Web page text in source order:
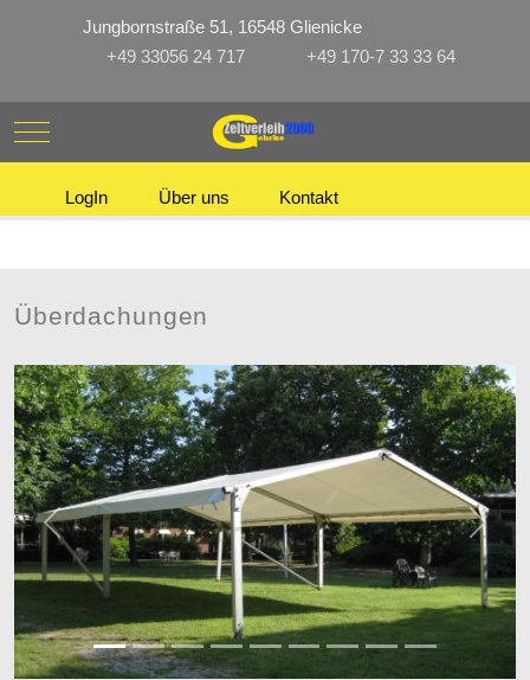
Jungbornstraße 51, 16548 Glienicke
+49 33056 24 717
+49 170-7 33 33 64
Mobile Menu Toggle
LogIn Über uns Kontakt
Überdachungen
Zurück Weiter